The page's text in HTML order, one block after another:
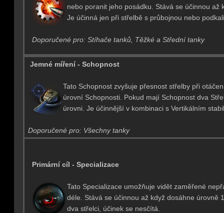
nebo poranit jeho posádku. Stává se účinnou až
Je účinná jen při střelbě s průbojnou nebo
Doporučené pro: Stíhače tanků, Těžké a Střední tanky
Jemné míření - Schopnost
Tato Schopnost zvyšuje přesnost střelby při
úrovní Schopnosti. Pokud mají Schopnost dva
úrovni. Je účinnější v kombinaci s Vertikálním
Doporučené pro: Všechny tanky
Primární cíl - Specializace
Tato Specializace umožňuje vidět zaměřené
déle. Stává se účinnou až když dosáhne úrovně
dva střelci, účinek se nesčítá.